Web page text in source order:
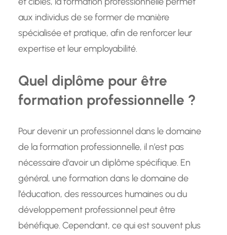
aux individus de se former de manière
spécialisée et pratique, afin de renforcer leur
expertise et leur employabilité.
Quel diplôme pour être
formation professionnelle ?
Pour devenir un professionnel dans le domaine
de la formation professionnelle, il n’est pas
nécessaire d’avoir un diplôme spécifique. En
général, une formation dans le domaine de
l’éducation, des ressources humaines ou du
développement professionnel peut être
bénéfique. Cependant, ce qui est souvent plus